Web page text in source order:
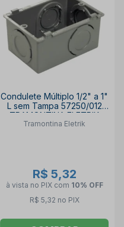
Condulete Múltiplo 1/2" a 1"
L sem Tampa 57250/012
TRAMONTINA ELETRIK
Tramontina Eletrik
R$ 5,32
à vista no PIX com 10% OFF
R$ 5,32 no PIX